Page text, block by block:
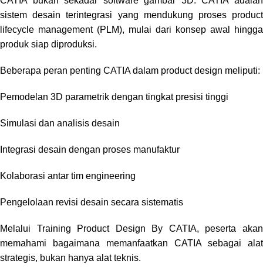
sistem desain terintegrasi yang mendukung proses product
lifecycle management (PLM), mulai dari konsep awal hingga
produk siap diproduksi.
Beberapa peran penting CATIA dalam product design meliputi:
Pemodelan 3D parametrik dengan tingkat presisi tinggi
Simulasi dan analisis desain
Integrasi desain dengan proses manufaktur
Kolaborasi antar tim engineering
Pengelolaan revisi desain secara sistematis
Melalui Training Product Design By CATIA, peserta akan
memahami bagaimana memanfaatkan CATIA sebagai alat
strategis, bukan hanya alat teknis.